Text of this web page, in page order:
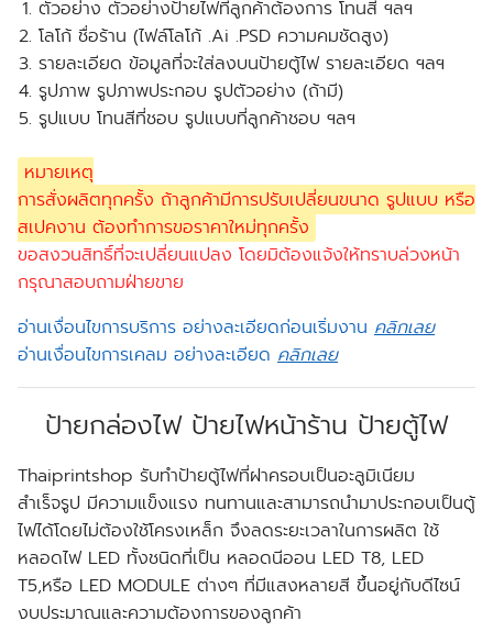
ตัวอย่าง ตัวอย่างป้ายไฟที่ลูกค้าต้องการ โทนสี ฯลฯ
โลโก้ ชื่อร้าน (ไฟล์โลโก้ .Ai .PSD ความคมชัดสูง)
รายละเอียด ข้อมูลที่จะใส่ลงบนป้ายตู้ไฟ รายละเอียด ฯลฯ
รูปภาพ รูปภาพประกอบ รูปตัวอย่าง (ถ้ามี)
รูปแบบ โทนสีที่ชอบ รูปแบบที่ลูกค้าชอบ ฯลฯ
หมายเหตุ
การสั่งผลิตทุกครั้ง ถ้าลูกค้ามีการปรับเปลี่ยนขนาด รูปแบบ หรือ
สเปคงาน ต้องทำการขอราคาใหม่ทุกครั้ง
ขอสงวนสิทธิ์ที่จะเปลี่ยนแปลง โดยมิต้องแจ้งให้ทราบล่วงหน้า
กรุณาสอบถามฝ่ายขาย
อ่านเงื่อนไขการบริการ อย่างละเอียดก่อนเริ่มงาน คลิกเลย
อ่านเงื่อนไขการเคลม อย่างละเอียด คลิกเลย
ป้ายกล่องไฟ ป้ายไฟหน้าร้าน ป้ายตู้ไฟ
Thaiprintshop รับทำป้ายตู้ไฟที่ฝาครอบเป็นอะลูมิเนียม
สำเร็จรูป มีความแข็งแรง ทนทานและสามารถนำมาประกอบเป็นตู้
ไฟได้โดยไม่ต้องใช้โครงเหล็ก จึงลดระยะเวลาในการผลิต ใช้
หลอดไฟ LED ทั้งชนิดที่เป็น หลอดนีออน LED T8, LED
T5,หรือ LED MODULE ต่างๆ ที่มีแสงหลายสี ขึ้นอยู่กับดีไซน์
งบประมาณและความต้องการของลูกค้า